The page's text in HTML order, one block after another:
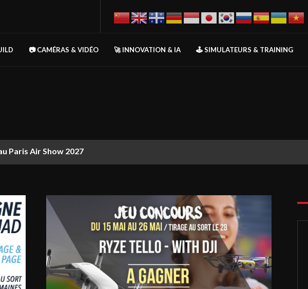
📷 CAMÉRAS & VIDÉO 🚀 INNOVATION & IA 🕹️ SIMULATEURS & TRAINING
Paris Air Show 2027